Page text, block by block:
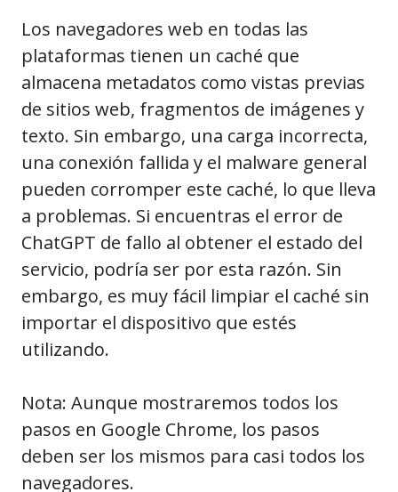
Los navegadores web en todas las
plataformas tienen un caché que
almacena metadatos como vistas previas
de sitios web, fragmentos de imágenes y
texto. Sin embargo, una carga incorrecta,
una conexión fallida y el malware general
pueden corromper este caché, lo que lleva
a problemas. Si encuentras el error de
ChatGPT de fallo al obtener el estado del
servicio, podría ser por esta razón. Sin
embargo, es muy fácil limpiar el caché sin
importar el dispositivo que estés
utilizando.
Nota: Aunque mostraremos todos los
pasos en Google Chrome, los pasos
deben ser los mismos para casi todos los
navegadores.